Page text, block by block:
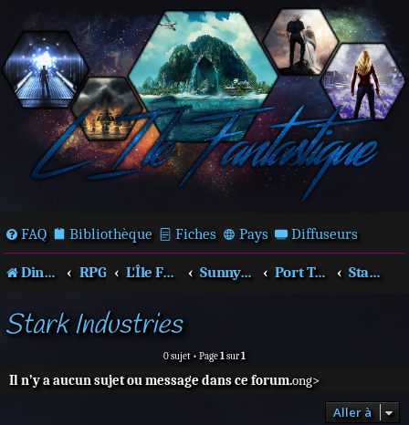
FAQ Bibliothèque Fiches Pays Diffuseurs
Dingues de séries télé ! RPG L'Île Fantastique Sunnydale Port Terok Nor Stark Industries
Stark Industries
0 sujet • Page1sur1
Il n’y a aucun sujet ou message dans ce forum.ong>
Aller à